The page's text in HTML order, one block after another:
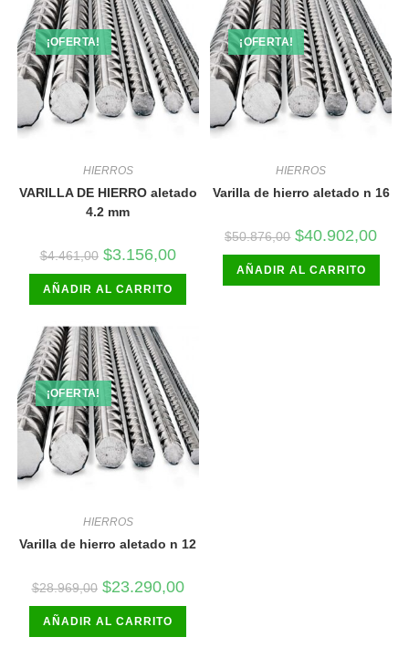
¡OFERTA!
HIERROS
VARILLA DE HIERRO aletado
4.2 mm
$4.461,00 El
precio
original
era:
$4.461,00.
$3.156,00El
actual
$3.156,00.
AÑADIR AL CARRITO
¡OFERTA!
HIERROS
Varilla de hierro aletado n 16
$50.876,00 El
precio
original
era:
$50.876,00.
$40.902,00El
AÑADIR AL CARRITO
¡OFERTA!
HIERROS
Varilla de hierro aletado n 12
$28.969,00 El
precio
original
era:
$28.969,00.
$23.290,00El
actual
$23.290,00.
AÑADIR AL CARRITO